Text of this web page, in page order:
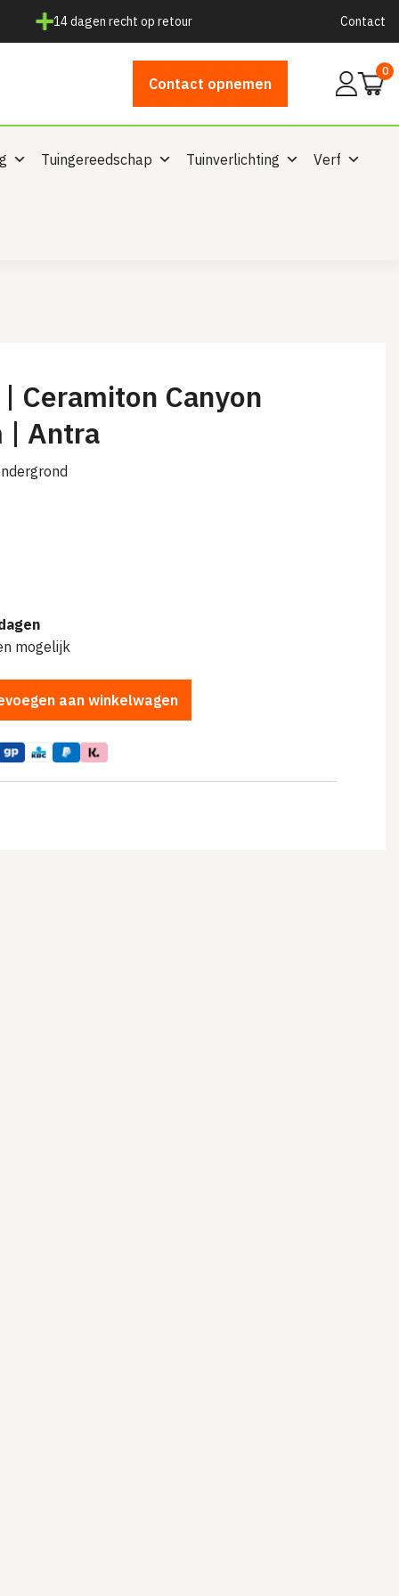
14 dagen recht op retour Contact
Contact opnemen
Mijn
0
Tuingereedschap Tuinverlichting Verf
Ceramiton Canyon
| Antra
mogelijk
aan winkelwagen